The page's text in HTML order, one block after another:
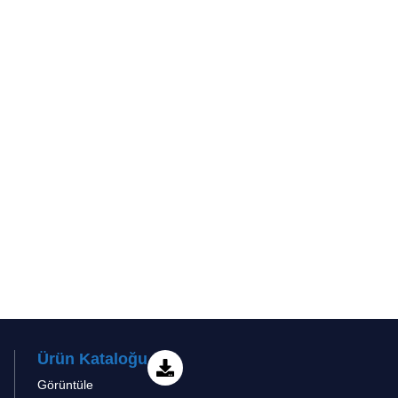
Ürün Kataloğu
Görüntüle